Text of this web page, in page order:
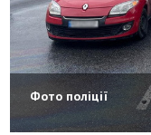
Фото поліції